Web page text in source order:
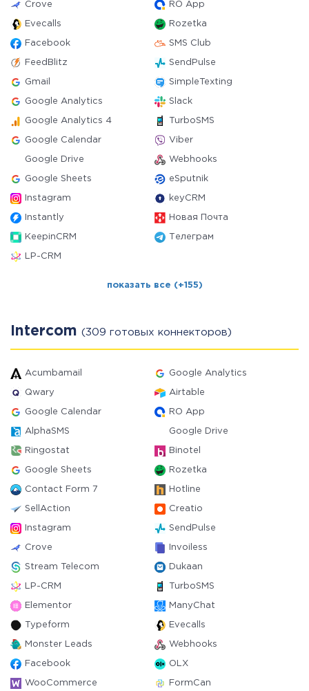
Crove RO App
Evecalls Rozetka
Facebook SMS Club
FeedBlitz SendPulse
Gmail SimpleTexting
Google Analytics Slack
Google Analytics 4 TurboSMS
Google Calendar Viber
Google Drive Webhooks
Google Sheets eSputnik
Instagram keyCRM
Instantly Новая Почта
KeepinCRM Телеграм
LP-CRM
показать все (+155)
Intercom (309 готовых коннекторов)
Acumbamail Google Analytics
Qwary Airtable
Google Calendar RO App
AlphaSMS Google Drive
Ringostat Binotel
Google Sheets Rozetka
Contact Form 7 Hotline
SellAction Creatio
Instagram SendPulse
Crove Invoiless
Stream Telecom Dukaan
LP-CRM TurboSMS
Elementor ManyChat
Typeform Evecalls
Monster Leads Webhooks
Facebook OLX
WooCommerce FormCan